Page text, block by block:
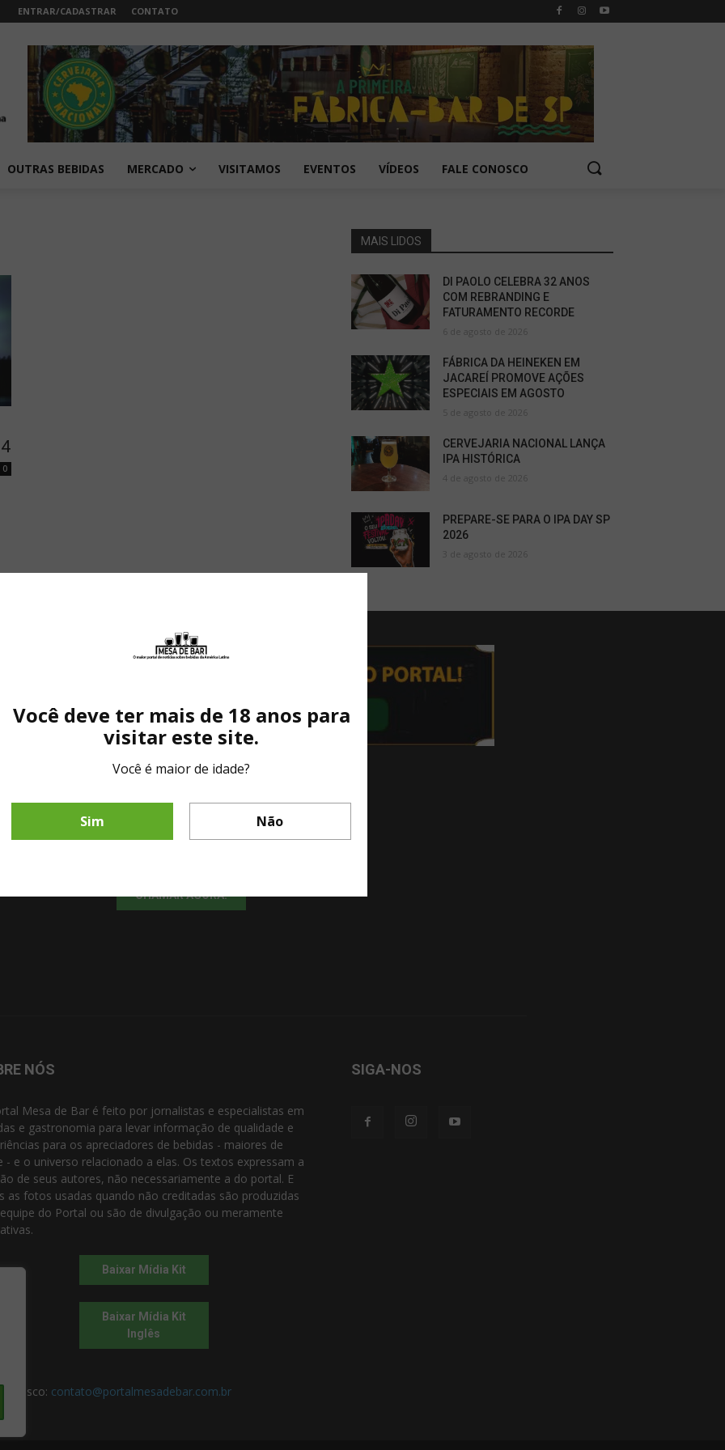
ENTRAR/CADASTRAR CONTATO
OUTRAS BEBIDAS MERCADO VISITAMOS EVENTOS VÍDEOS FALE CONOSCO
0
MAIS LIDOS
DI PAOLO CELEBRA 32 ANOS
COM REBRANDING E
FATURAMENTO RECORDE
6 de agosto de 2026
FÁBRICA DA HEINEKEN EM
JACAREÍ PROMOVE AÇÕES
ESPECIAIS EM AGOSTO
5 de agosto de 2026
CERVEJARIA NACIONAL LANÇA
IPA HISTÓRICA
4 de agosto de 2026
PREPARE-SE PARA O IPA DAY SP
2026
3 de agosto de 2026
Fale diretamente com nosso representante comercial por whatsapp.
CHAMAR AGORA!
Você deve ter mais de 18 anos para
visitar este site.
Você é maior de idade?
Sim Não
NÓS
Mesa de Bar é feito por jornalistas e especialistas em
e gastronomia para levar informação de qualidade e
para os apreciadores de bebidas - maiores de
- e o universo relacionado a elas. Os textos expressam a
de seus autores, não necessariamente a do portal. E
as fotos usadas quando não creditadas são produzidas
do Portal ou são de divulgação ou meramente
Baixar Mídia Kit
Baixar Mídia Kit
Inglês
contato@portalmesadebar.com.br
SIGA-NOS